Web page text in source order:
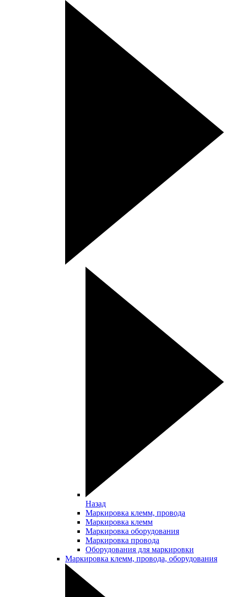
Назад
Маркировка клемм, провода
Маркировка клемм
Маркировка оборудования
Маркировка провода
Оборудования для маркировки
Маркировка клемм, провода, оборудования